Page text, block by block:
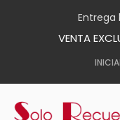
Entrega
VENTA